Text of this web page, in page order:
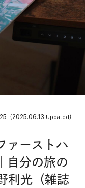
（2025.06.13 Updated）
ァーストハ
自分の旅の
利光（雑誌